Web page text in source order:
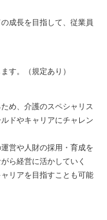
成長を目指して、従業員
す。（規定あり）
め、介護のスペシャリス
ドやキャリアにチャレン
営や人財の採用・育成を
ら経営に活かしていく
リアを目指すことも可能